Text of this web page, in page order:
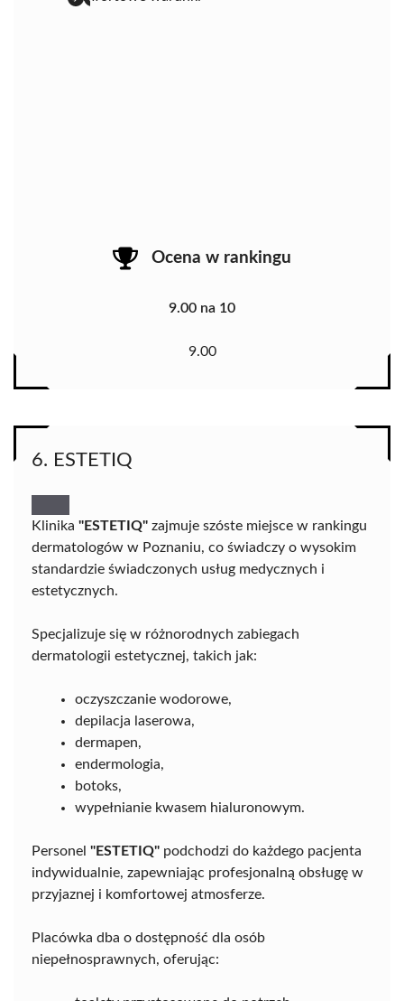
Ocena w rankingu
9.00 na 10
9.00
6. ESTETIQ
Klinika "ESTETIQ" zajmuje szóste miejsce w rankingu
dermatologów w Poznaniu, co świadczy o wysokim
standardzie świadczonych usług medycznych i
estetycznych.
Specjalizuje się w różnorodnych zabiegach
dermatologii estetycznej, takich jak:
oczyszczanie wodorowe,
depilacja laserowa,
dermapen,
endermologia,
botoks,
wypełnianie kwasem hialuronowym.
Personel "ESTETIQ" podchodzi do każdego pacjenta
indywidualnie, zapewniając profesjonalną obsługę w
przyjaznej i komfortowej atmosferze.
Placówka dba o dostępność dla osób
niepełnosprawnych, oferując: